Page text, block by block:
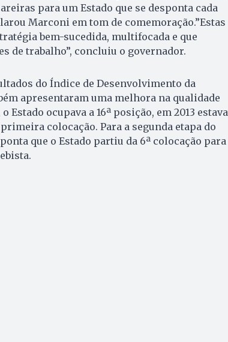
para um Estado que se desponta cada
Marconi em tom de comemoração.”Estas
bem-sucedida, multifocada e que
de trabalho”, concluiu o governador.
do Índice de Desenvolvimento da
apresentaram uma melhora na qualidade
Estado ocupava a 16ª posição, em 2013 estava
colocação. Para a segunda etapa do
que o Estado partiu da 6ª colocação para